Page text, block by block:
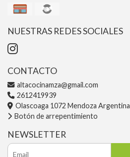
NUESTRAS REDES SOCIALES
CONTACTO
altacocinamza@gmail.com
2612419939
Olascoaga 1072 Mendoza Argentina
Botón de arrepentimiento
NEWSLETTER